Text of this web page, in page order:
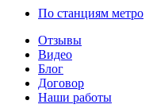
По станциям метро
Отзывы
Видео
Блог
Договор
Наши работы